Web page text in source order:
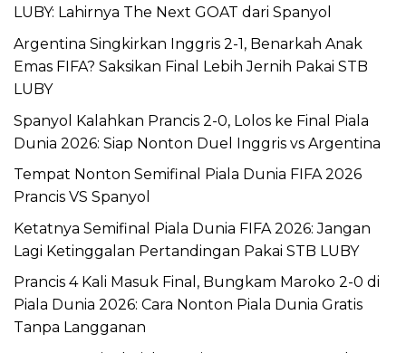
LUBY: Lahirnya The Next GOAT dari Spanyol
Argentina Singkirkan Inggris 2-1, Benarkah Anak
Emas FIFA? Saksikan Final Lebih Jernih Pakai STB
LUBY
Spanyol Kalahkan Prancis 2-0, Lolos ke Final Piala
Dunia 2026: Siap Nonton Duel Inggris vs Argentina
Tempat Nonton Semifinal Piala Dunia FIFA 2026
Prancis VS Spanyol
Ketatnya Semifinal Piala Dunia FIFA 2026: Jangan
Lagi Ketinggalan Pertandingan Pakai STB LUBY
Prancis 4 Kali Masuk Final, Bungkam Maroko 2-0 di
Piala Dunia 2026: Cara Nonton Piala Dunia Gratis
Tanpa Langganan